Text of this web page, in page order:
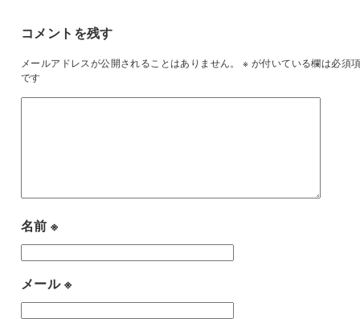
コメントを残す
メールアドレスが公開されることはありません。 ※ が付いている欄は必須
です
名前※
メール※